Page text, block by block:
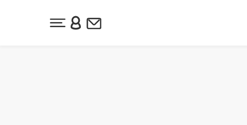
Desplegar menú principal
Inicia sesión o regístrate
Newsletter